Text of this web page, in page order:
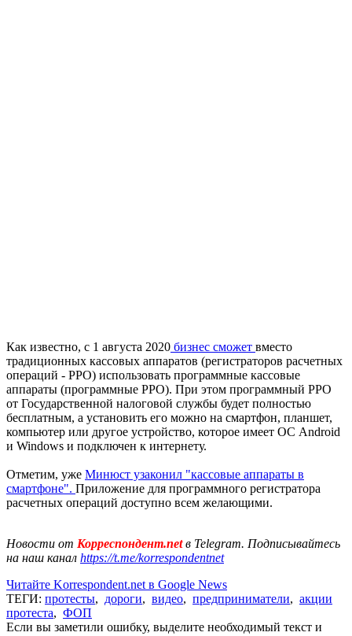
Как известно, с 1 августа 2020 бизнес сможет вместо
традиционных кассовых аппаратов (регистраторов расчетных
операций - РРО) использовать программные кассовые
аппараты (программные РРО). При этом программный РРО
от Государственной налоговой службы будет полностью
бесплатным, а установить его можно на смартфон, планшет,
компьютер или другое устройство, которое имеет ОС Android
и Windows и подключен к интернету.
Отметим, уже Минюст узаконил "кассовые аппараты в
смартфоне". Приложение для программного регистратора
расчетных операций доступно всем желающими.
Новости от Корреспондент.netв Telegram. Подписывайтесь
на наш канал https://t.me/korrespondentnet
Читайте Korrespondent.net в Google News
ТЕГИ: протесты, дороги, видео, предприниматели, акции
протеста, ФОП
Если вы заметили ошибку, выделите необходимый текст и